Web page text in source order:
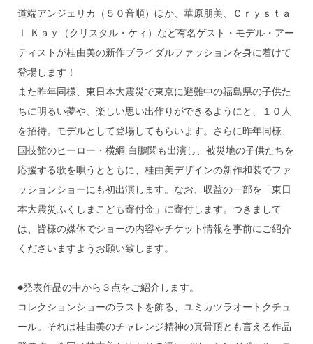
道端アンジェリカ（５０音順）ほか、華原朋美、Ｃｒｙｓｔａ
ｌ Ｋａｙ（クリスタル・ケィ）など有名ゲスト・モデル・アー
ティストが桂由美の新作ブライダルファッションを身に着けて
登場します！
また昨年同様、東日本大震災で東京に避難中の福島県の子供た
ちに明るい夢や、楽しい思い出作りができるようにと、１０人
を招待。モデルとして登場してもらいます。さらに昨年同様、
国技館のヒーロー・横綱 白鵬関も出演し、被災地の子供たちを
応援する歌を唄うとともに、桂由美デザインの新作和装でファ
ッションショーにも初出演します。なお、収益の一部を「東日
本大震災ふくしまこども寄付金」に寄付します。つきまして
は、皆様の媒体でショーの内容やチケット情報を事前にご紹介
くださいますようお願い致します。
●発表作品の中から３点をご紹介します。
コレクションショーのラストを飾る、ユミカツラオートクチュ
ール。それは桂由美のチャレンジ精神の真骨頂とも言える作品